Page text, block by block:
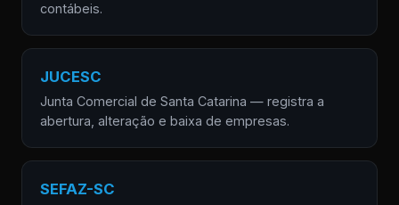
contábeis.
JUCESC
Junta Comercial de Santa Catarina — registra a
abertura, alteração e baixa de empresas.
SEFAZ-SC